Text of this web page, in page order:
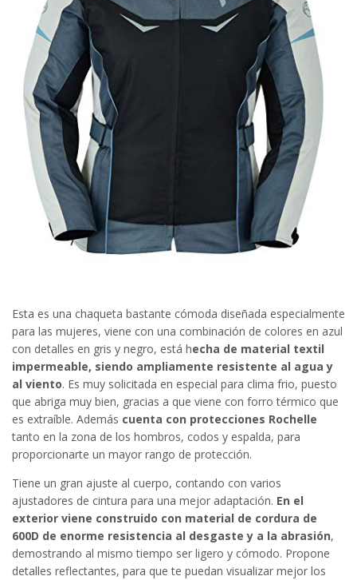
Esta es una chaqueta bastante cómoda diseñada especialmente
para las mujeres, viene con una combinación de colores en azul
con detalles en gris y negro, está hecha de material textil
impermeable, siendo ampliamente resistente al agua y
al viento. Es muy solicitada en especial para clima frio, puesto
que abriga muy bien, gracias a que viene con forro térmico que
es extraíble. Además cuenta con protecciones Rochelle
tanto en la zona de los hombros, codos y espalda, para
proporcionarte un mayor rango de protección.
Tiene un gran ajuste al cuerpo, contando con varios
ajustadores de cintura para una mejor adaptación. En el
exterior viene construido con material de cordura de
600D de enorme resistencia al desgaste y a la abrasión,
demostrando al mismo tiempo ser ligero y cómodo. Propone
detalles reflectantes, para que te puedan visualizar mejor los